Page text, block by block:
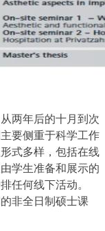
两年后的十月到次
要侧重于科学工作
式多样，包括在线
学生准备和展示的
任何线下活动。
非全日制硕士课